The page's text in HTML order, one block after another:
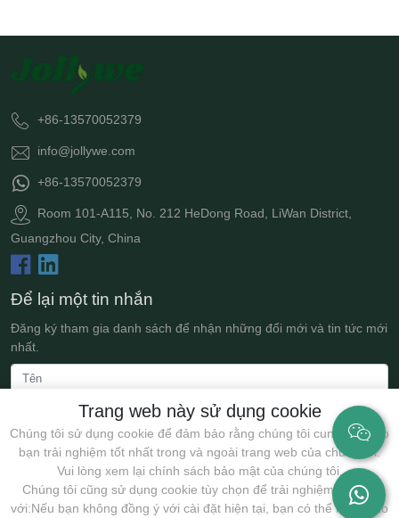
Trang web này sử dụng cookie
Chúng tôi sử dụng cookie để đảm bảo rằng chúng tôi cung cấp cho
bạn trải nghiệm tốt nhất trong và ngoài trang web của chúng tôi.
Vui lòng xem lại chính sách bảo mật của chúng tôi.
Chúng tôi cũng sử dụng cookie tùy chọn để trải nghiệm tốt hơn
với:Nếu bạn không đồng ý với cài đặt hiện tại, bạn có thể nhấp vào
+86-13570052379
info@jollywe.com
+86-13570052379
Room 101-A115, No. 212 HeDong Road, LiWan District,
Guangzhou City, China
Để lại một tin nhắn
Đăng ký tham gia danh sách để nhận những đổi mới và tin tức mới
nhất.